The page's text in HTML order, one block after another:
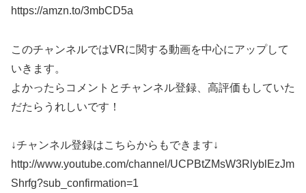
https://amzn.to/3mbCD5a
このチャンネルではVRに関する動画を中心にアップして
いきます。
よかったらコメントとチャンネル登録、高評価もしていた
だたらうれしいです！
↓チャンネル登録はこちらからもできます↓
http://www.youtube.com/channel/UCPBtZMsW3RlyblEzJm
Shrfg?sub_confirmation=1